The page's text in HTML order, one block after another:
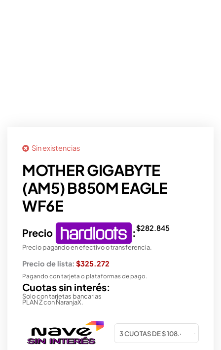
Sin existencias
MOTHER GIGABYTE
(AM5) B850M EAGLE
WF6E
Precio :$282.845
Precio pagando en efectivo o transferencia.
Precio de lista: $325.272
Pagando con tarjeta o plataformas de pago.
Cuotas sin interés:
Solo con tarjetas bancarias
PLAN Z con NaranjaX.